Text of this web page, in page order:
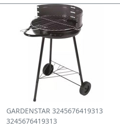
GARDENSTAR 3245676419313
3245676419313